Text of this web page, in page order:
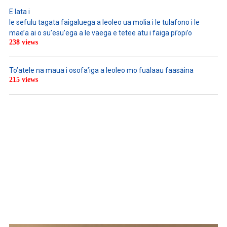
E lata i
le sefulu tagata faigaluega a leoleo ua molia i le tulafono i le
mae’a ai o su’esu’ega a le vaega e tetee atu i faiga pi’opi’o
238 views
To’atele na maua i osofa’iga a leoleo mo fuālaau faasāina
215 views